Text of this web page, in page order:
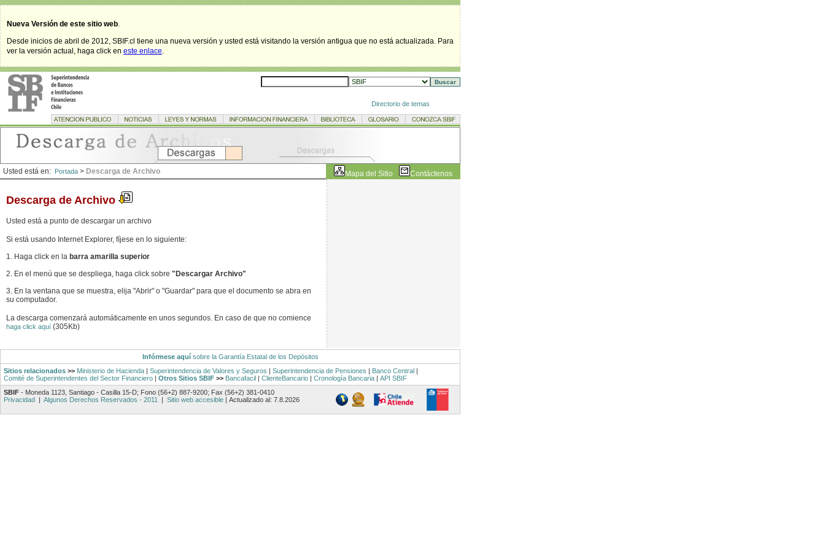
Nueva Versión de este sitio web.
Desde inicios de abril de 2012, SBIF.cl tiene una nueva versión y usted está visitando la versión antigua que no está actualizada. Para
ver la versión actual, haga click en este enlace.
Directorio de temas
Usted está en: Portada > Descarga de Archivo Mapa del Sitio Contáctenos
Descarga de Archivo
Usted está a punto de descargar un archivo
Si está usando Internet Explorer, fíjese en lo siguiente:
1. Haga click en la barra amarilla superior
2. En el menú que se despliega, haga click sobre "Descargar Archivo"
3. En la ventana que se muestra, elija "Abrir" o "Guardar" para que el documento se abra en
su computador.
La descarga comenzará automáticamente en unos segundos. En caso de que no comience
haga click aquí (305Kb)
Infórmese aquísobre la Garantía Estatal de los Depósitos
Sitios relacionados >> Ministerio de Hacienda | Superintendencia de Valores y Seguros | Superintendencia de Pensiones | Banco Central |
Comité de Superintendentes del Sector Financiero | Otros Sitios SBIF >> Bancafacil | ClienteBancario | Cronología Bancaria | API SBIF
SBIF - Moneda 1123, Santiago - Casilla 15-D; Fono (56+2) 887-9200; Fax (56+2) 381-0410
Privacidad | Algunos Derechos Reservados - 2011 | Sitio web accesible | Actualizado al: 7.8.2026